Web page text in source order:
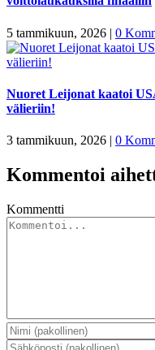
5 tammikuun, 2026 | 0
Nuoret Leijonat kaatoi
välieriin!
3 tammikuun, 2026 | 0
Kommentoi
Kommentti